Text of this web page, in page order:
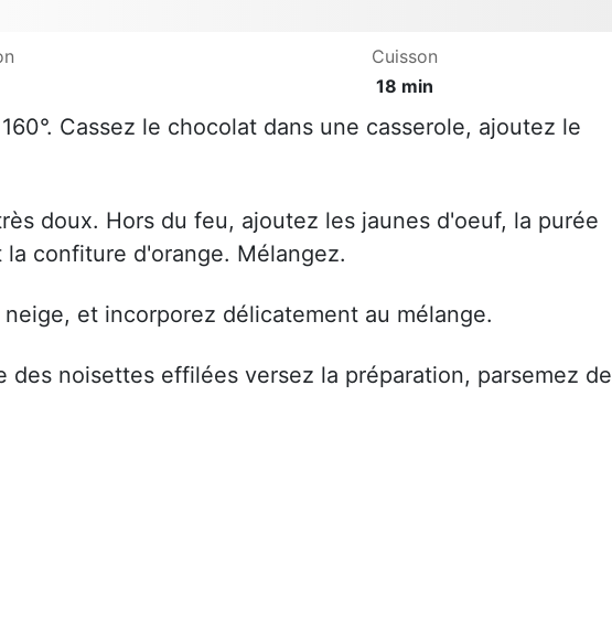
Cuisson
18 min
Cassez le chocolat dans une casserole, ajoutez le
doux. Hors du feu, ajoutez les jaunes d'oeuf, la purée
confiture d'orange. Mélangez.
et incorporez délicatement au mélange.
des noisettes effilées versez la préparation, parsemez de